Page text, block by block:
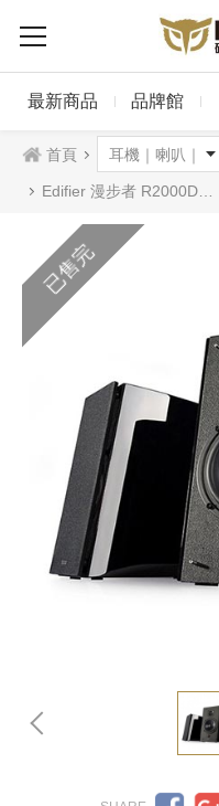
最新商品 品牌館
首頁
Edifier 漫步者 R2000DB二件式喇叭
已售完